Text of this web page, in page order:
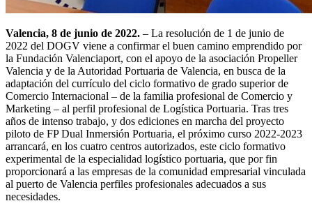
Valencia, 8 de junio de 2022. – La resolución de 1 de junio de
2022 del DOGV viene a confirmar el buen camino emprendido por
la Fundación Valenciaport, con el apoyo de la asociación Propeller
Valencia y de la Autoridad Portuaria de Valencia, en busca de la
adaptación del currículo del ciclo formativo de grado superior de
Comercio Internacional – de la familia profesional de Comercio y
Marketing – al perfil profesional de Logística Portuaria. Tras tres
años de intenso trabajo, y dos ediciones en marcha del proyecto
piloto de FP Dual Inmersión Portuaria, el próximo curso 2022-2023
arrancará, en los cuatro centros autorizados, este ciclo formativo
experimental de la especialidad logístico portuaria, que por fin
proporcionará a las empresas de la comunidad empresarial vinculada
al puerto de Valencia perfiles profesionales adecuados a sus
necesidades.